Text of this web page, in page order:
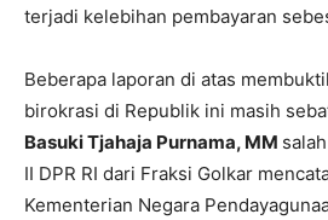
terjadi kelebihan pembayaran
Beberapa laporan di atas
birokrasi di Republik ini masih
Basuki Tjahaja Purnama, MM
II DPR RI dari Fraksi Golkar
Kementerian Negara